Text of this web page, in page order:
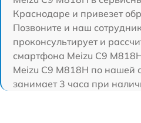
Краснодаре и привезет
Позвоните и наш
проконсультирует и
смартфона Meizu C9
Meizu C9 M818H по нашей
занимает 3 часа при